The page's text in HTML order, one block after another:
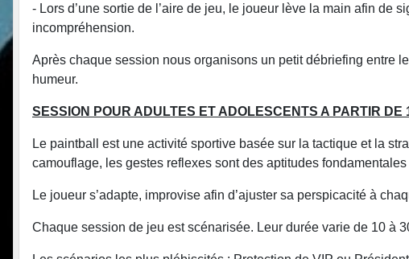
- Lors d’une sortie de l’aire de jeu, le joueur lève la main afin de
incompréhension.
Après chaque session nous organisons un petit débriefing entre
humeur.
SESSION POUR ADULTES ET ADOLESCENTS A PARTIR DE
Le paintball est une activité sportive basée sur la tactique et la
camouflage, les gestes reflexes sont des aptitudes
Le joueur s’adapte, improvise afin d’ajuster sa perspicacité à
Chaque session de jeu est scénarisée. Leur durée varie de 10 à